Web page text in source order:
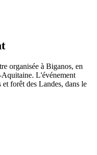
organisée à Biganos, en
L'événement
forêt des Landes, dans le